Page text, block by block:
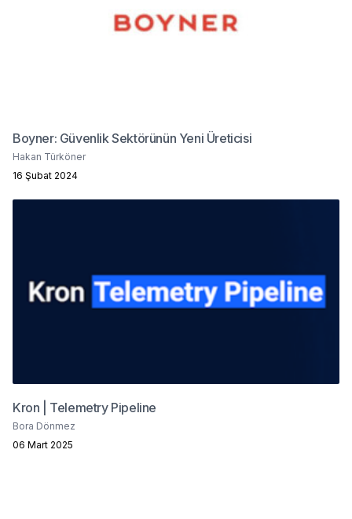
Boyner: Güvenlik Sektörünün Yeni Üreticisi
Hakan Türköner
16 Şubat 2024
Kron | Telemetry Pipeline
Bora Dönmez
06 Mart 2025